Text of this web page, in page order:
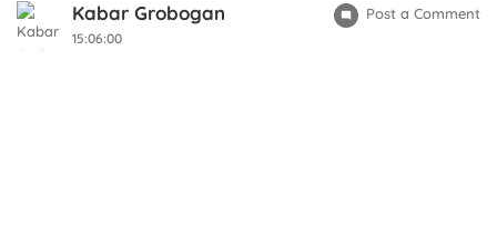
Kabar Grobogan
15:06:00
Post a Comment